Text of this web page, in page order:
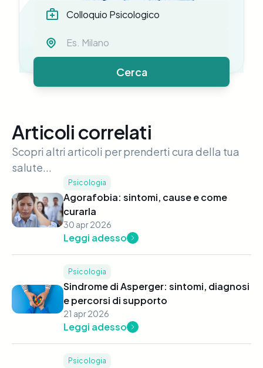
Cerca
Articoli correlati
Scopri altri articoli per prenderti cura della tua
salute...
Psicologia
Agorafobia: sintomi, cause e come
curarla
30 apr 2026
Leggi adesso
Psicologia
Sindrome di Asperger: sintomi, diagnosi
e percorsi di supporto
21 apr 2026
Leggi adesso
Psicologia